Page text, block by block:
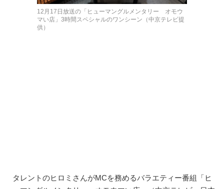
12月17日放送の「ヒューマングルメンタリー オモウ
マい店」3時間スペシャルのワンシーン（中京テレビ提
供）
タレントのヒロミさんがMCを務めるバラエティー番組「ヒ